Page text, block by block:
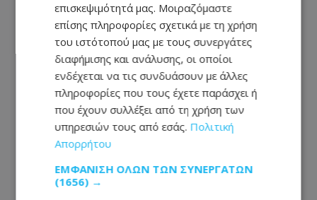
επισκεψιμότητά μας. Μοιραζόμαστε
επίσης πληροφορίες σχετικά με τη χρήση
του ιστότοπού μας με τους συνεργάτες
διαφήμισης και ανάλυσης, οι οποίοι
ενδέχεται να τις συνδυάσουν με άλλες
πληροφορίες που τους έχετε παράσχει ή
που έχουν συλλέξει από τη χρήση των
υπηρεσιών τους από εσάς. Πολιτική
Απορρήτου
ΕΜΦΆΝΙΣΗ ΌΛΩΝ ΤΩΝ ΣΥΝΕΡΓΑΤΏΝ
(1656) →